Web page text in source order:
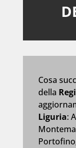
Cosa
della
Liguria: